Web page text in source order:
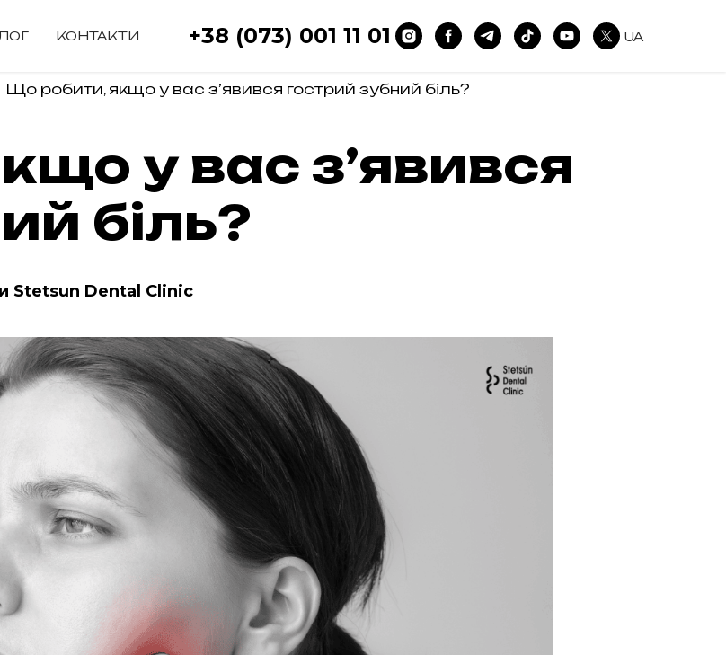
КОНТАКТИ +38 (073) 001 11 01 UA
Що робити, якщо у вас з’явився гострий зубний біль?
у вас з’явився
біль?
Stetsun Dental Clinic